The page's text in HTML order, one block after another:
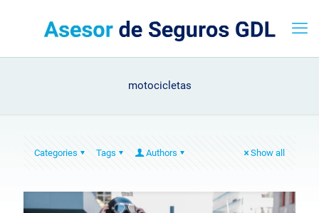
motocicletas
Categories Tags Authors Show all